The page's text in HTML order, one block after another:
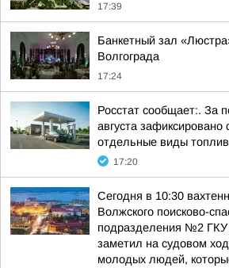
17:39
Банкетный зал
Волгограда
17:24
Росстат сообщает:. За
августа зафиксировано
отдельные виды
17:20
Сегодня в 10:30
Волжского поисково-
подразделения №2 ГКУ
заметил на судовом
молодых людей,